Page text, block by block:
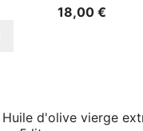
18,00 €